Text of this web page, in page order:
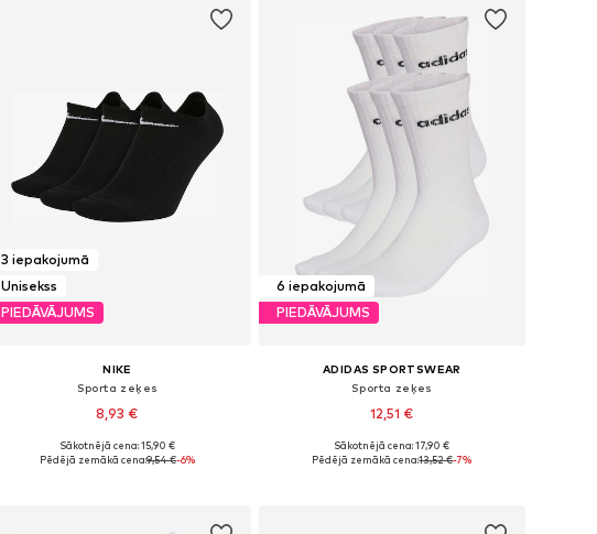
3 iepakojumā
Unisekss
PIEDĀVĀJUMS
NIKE
Sporta zeķes
8,93 €
Sākotnējā cena: 15,90 €
Pēdējā zemākā cena:9,54 €-6%
6 iepakojumā
PIEDĀVĀJUMS
ADIDAS SPORTSWEAR
Sporta zeķes
12,51 €
Pieejams daudzos izmēros
Sākotnējā cena: 17,90 €
Pēdējā zemākā cena:13,52 €-7%